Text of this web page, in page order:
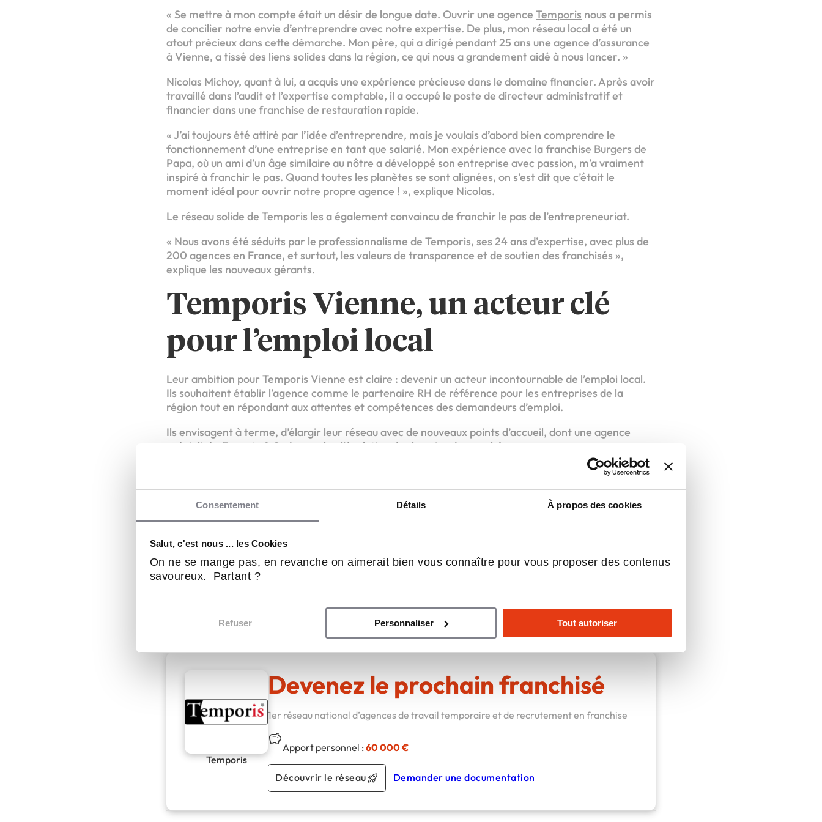
Consentement Détails À propos des cookies
Salut, c'est nous ... les Cookies
On ne se mange pas, en revanche on aimerait bien vous connaître pour vous proposer des contenus
savoureux. Partant ?
Refuser Personnaliser Tout autoriser
« Se mettre à mon compte était un désir de longue date. Ouvrir une agence Temporis nous a permis
de concilier notre envie d’entreprendre avec notre expertise. De plus, mon réseau local a été un
atout précieux dans cette démarche. Mon père, qui a dirigé pendant 25 ans une agence d’assurance
à Vienne, a tissé des liens solides dans la région, ce qui nous a grandement aidé à nous lancer. »
Nicolas Michoy, quant à lui, a acquis une expérience précieuse dans le domaine financier. Après avoir
travaillé dans l’audit et l’expertise comptable, il a occupé le poste de directeur administratif et
financier dans une franchise de restauration rapide.
« J’ai toujours été attiré par l’idée d’entreprendre, mais je voulais d’abord bien comprendre le
fonctionnement d’une entreprise en tant que salarié. Mon expérience avec la franchise Burgers de
Papa, où un ami d’un âge similaire au nôtre a développé son entreprise avec passion, m’a vraiment
inspiré à franchir le pas. Quand toutes les planètes se sont alignées, on s’est dit que c’était le
moment idéal pour ouvrir notre propre agence ! », explique Nicolas.
Le réseau solide de Temporis les a également convaincu de franchir le pas de l’entrepreneuriat.
« Nous avons été séduits par le professionnalisme de Temporis, ses 24 ans d’expertise, avec plus de
200 agences en France, et surtout, les valeurs de transparence et de soutien des franchisés »,
explique les nouveaux gérants.
Temporis Vienne, un acteur clé
pour l’emploi local
Leur ambition pour Temporis Vienne est claire : devenir un acteur incontournable de l’emploi local.
Ils souhaitent établir l’agence comme le partenaire RH de référence pour les entreprises de la
région tout en répondant aux attentes et compétences des demandeurs d’emploi.
Ils envisagent à terme, d’élargir leur réseau avec de nouveaux points d’accueil, dont une agence
spécialisée Experts & Cadres, selon l’évolution des besoins du marché.
« Rentrez et vous verrez ! »
Les franchisés invitent les entreprises et demandeurs d’emploi à passer la porte de l’agence « Que
avenir, ensemble. ».
L’agence propose des postes en intérim, ainsi que des postes en CDD et CDI dans tous les secteurs
L’équipe accueille les candidats du lundi au vendredi de 8h à 12h30 et de 14h à 18h30.
Temporis
Devenez le prochain franchisé
1er réseau national d’agences de travail temporaire et de recrutement en franchise
Apport personnel : 60 000 €
Découvrir le réseau Demander une documentation